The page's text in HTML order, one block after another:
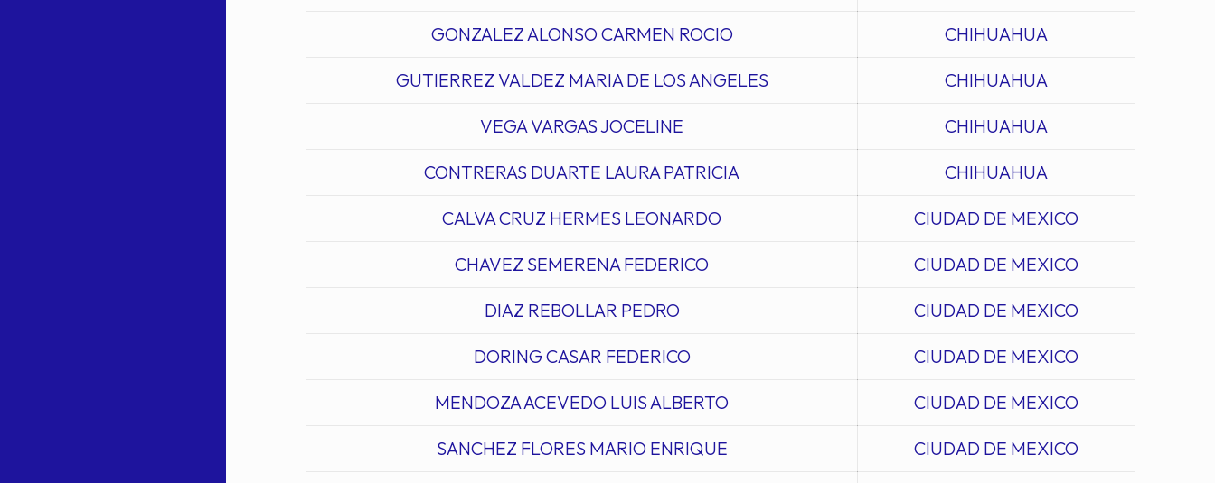
GONZALEZ ALONSO CARMEN ROCIO CHIHUAHUA
GUTIERREZ VALDEZ MARIA DE LOS ANGELES CHIHUAHUA
VEGA VARGAS JOCELINE CHIHUAHUA
CONTRERAS DUARTE LAURA PATRICIA CHIHUAHUA
CALVA CRUZ HERMES LEONARDO CIUDAD DE MEXICO
CHAVEZ SEMERENA FEDERICO CIUDAD DE MEXICO
DIAZ REBOLLAR PEDRO CIUDAD DE MEXICO
DORING CASAR FEDERICO CIUDAD DE MEXICO
MENDOZA ACEVEDO LUIS ALBERTO CIUDAD DE MEXICO
SANCHEZ FLORES MARIO ENRIQUE CIUDAD DE MEXICO